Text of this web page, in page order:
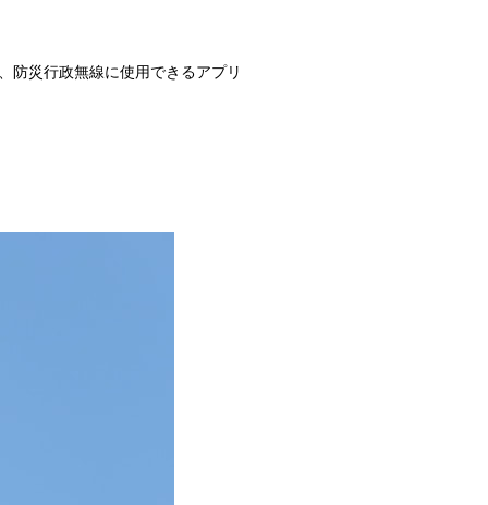
防災行政無線に使用できるアプリ